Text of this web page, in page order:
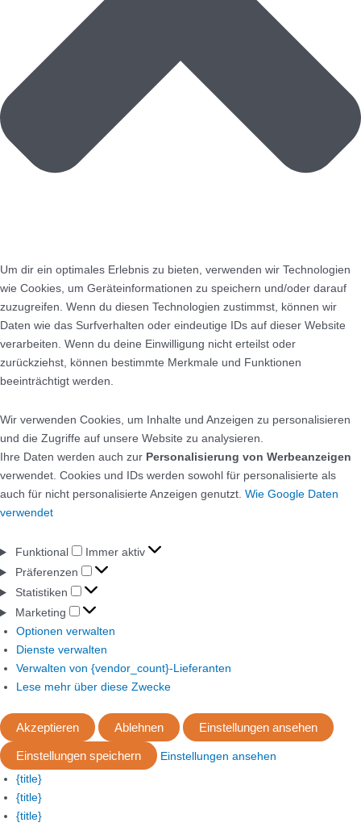
Um dir ein optimales Erlebnis zu bieten, verwenden wir Technologien
wie Cookies, um Geräteinformationen zu speichern und/oder darauf
zuzugreifen. Wenn du diesen Technologien zustimmst, können wir
Daten wie das Surfverhalten oder eindeutige IDs auf dieser Website
verarbeiten. Wenn du deine Einwilligung nicht erteilst oder
zurückziehst, können bestimmte Merkmale und Funktionen
beeinträchtigt werden.
Wir verwenden Cookies, um Inhalte und Anzeigen zu personalisieren
und die Zugriffe auf unsere Website zu analysieren.
Ihre Daten werden auch zur Personalisierung von Werbeanzeigen
verwendet. Cookies und IDs werden sowohl für personalisierte als
auch für nicht personalisierte Anzeigen genutzt. Wie Google Daten
verwendet
Funktional
Immer aktiv
Präferenzen
Statistiken
Marketing
Optionen verwalten
Dienste verwalten
Verwalten von {vendor_count}-Lieferanten
Lese mehr über diese Zwecke
Akzeptieren Ablehnen Einstellungen ansehen
Einstellungen speichern
Einstellungen ansehen
{title}
{title}
{title}